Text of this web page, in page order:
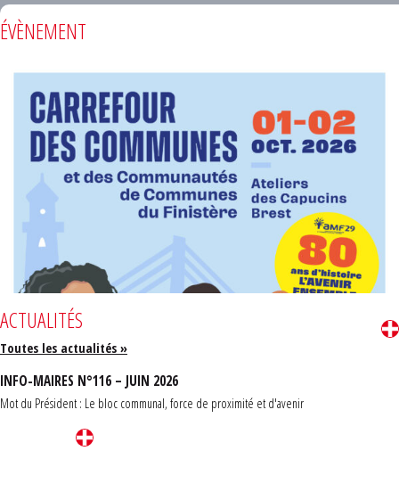
ÉVÈNEMENT
ACTUALITÉS
Toutes les actualités »
INFO-MAIRES N°116 – JUIN 2026
Mot du Président : Le bloc communal, force de proximité et d'avenir